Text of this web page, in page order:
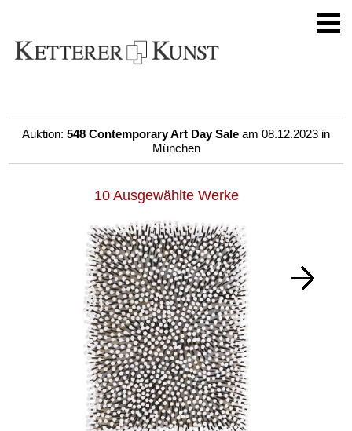
Auktion: 548 Contemporary Art Day Sale am 08.12.2023 in
München
10 Ausgewählte Werke